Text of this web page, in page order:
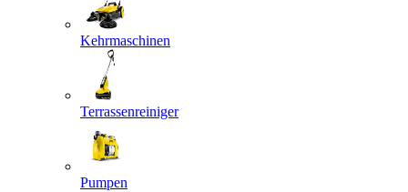
Kehrmaschinen
Terrassenreiniger
Pumpen